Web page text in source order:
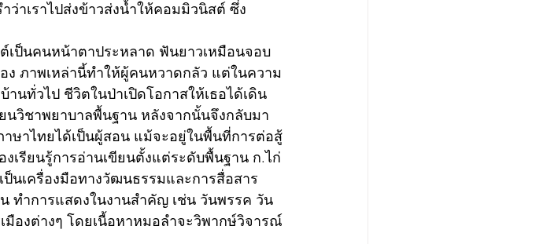
ว่าเราไปส่งข้าวส่งน้ำให้คอมมิวนิสต์ ซึ่ง
ป็นคนหน้าตาประหลาด ฟันยาวเหมือนจอบ
ง ภาพเหล่านี้ทำให้ผู้คนหวาดกลัว แต่ในความ
นทั่วไป ชีวิตในป่าเปิดโอกาสให้เธอได้เดิน
นวิชาพยาบาลพื้นฐาน หลังจากนั้นจึงกลับมา
ษาไทยได้เป็นผู้สอน แม้จะอยู่ในพื้นที่การต่อสู้
เรียนรู้การอ่านเขียนตั้งแต่ระดับพื้นฐาน ก.ไก่
นเครื่องมือทางวัฒนธรรมและการสื่อสาร
ทำการแสดงในงานสำคัญ เช่น วันพรรค วัน
องต่างๆ โดยเนื้อหาหมอลำจะวิพากษ์วิจารณ์